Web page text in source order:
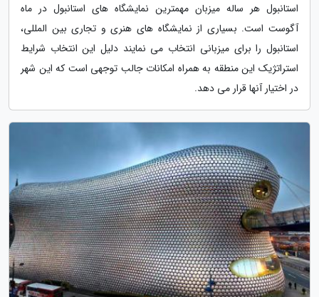
استانبول هر ساله میزبان مهمترین نمایشگاه های استانبول در ماه
آگوست است. بسیاری از نمایشگاه های هنری و تجاری بین المللی،
استانبول را برای میزبانی انتخاب می نمایند دلیل این انتخاب شرایط
استراتژیک این منطقه به همراه امکانات جالب توجهی است که این شهر
در اختیار آنها قرار می دهد.